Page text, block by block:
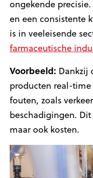
ongekende
en een consistente
is in veeleisende
farmaceutische
Voorbeeld: Dankzij
producten real-
fouten, zoals
beschadigingen.
maar ook kosten.